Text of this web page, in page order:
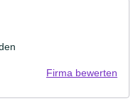
Firma bewerten